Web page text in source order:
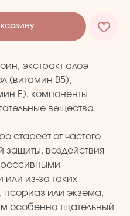
корзину
экстракт алоэ
(витамин В5),
Е), компоненты
вещества.
стареет от частого
защиты, воздействия
из-за таких
псориаз или экзема,
особенно тщательный